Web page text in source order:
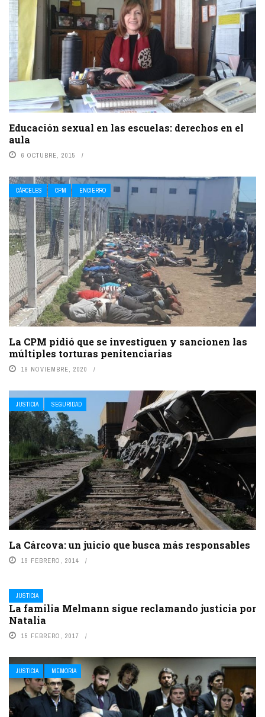
Educación sexual en las escuelas: derechos en el
aula
6 OCTUBRE, 2015
CÁRCELES CPM ENCIERRO
La CPM pidió que se investiguen y sancionen las
múltiples torturas penitenciarias
19 NOVIEMBRE, 2020
JUSTICIA SEGURIDAD
La Cárcova: un juicio que busca más responsables
19 FEBRERO, 2014
JUSTICIA
La familia Melmann sigue reclamando justicia por
Natalia
15 FEBRERO, 2017
JUSTICIA MEMORIA